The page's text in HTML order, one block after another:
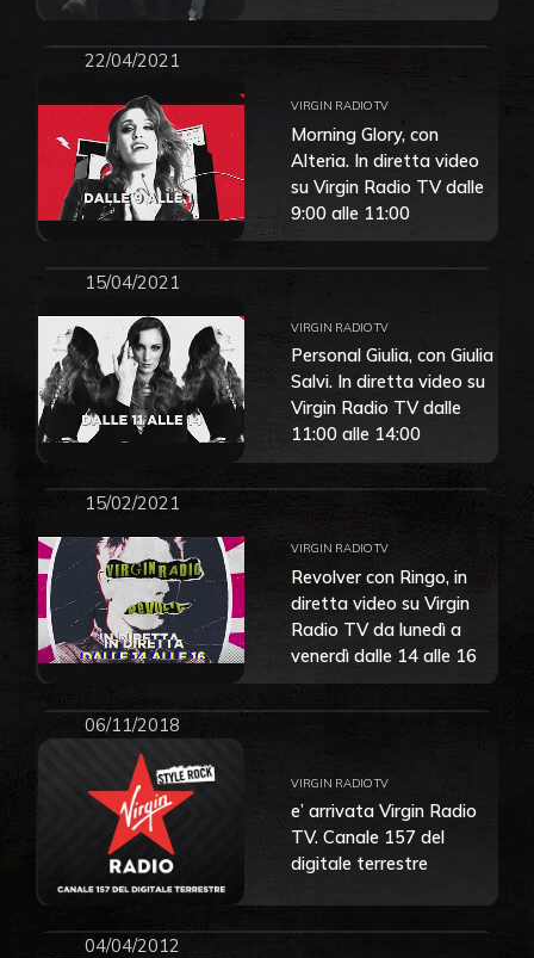
22/04/2021
VIRGIN RADIO TV
Morning Glory, con
Alteria. In diretta video
su Virgin Radio TV dalle
9:00 alle 11:00
15/04/2021
VIRGIN RADIO TV
Personal Giulia, con Giulia
Salvi. In diretta video su
Virgin Radio TV dalle
11:00 alle 14:00
15/02/2021
VIRGIN RADIO TV
Revolver con Ringo, in
diretta video su Virgin
Radio TV da lunedì a
venerdì dalle 14 alle 16
06/11/2018
VIRGIN RADIO TV
e’ arrivata Virgin Radio
TV. Canale 157 del
digitale terrestre
04/04/2012